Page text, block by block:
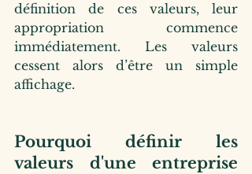
définition de ces valeurs, leur
appropriation commence
immédiatement. Les valeurs
cessent alors d’être un simple
affichage.
Pourquoi définir les
valeurs d'une entreprise